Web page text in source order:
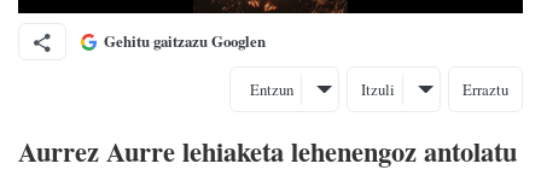
Gehitu gaitzazu Googlen
Entzun Itzuli Erraztu
Aurrez Aurre lehiaketa lehenengoz antolatu